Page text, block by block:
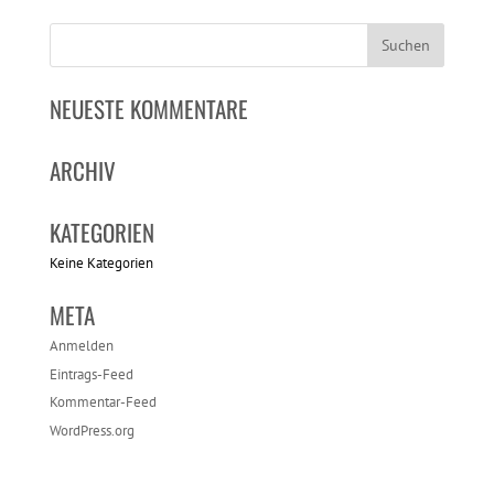
NEUESTE KOMMENTARE
ARCHIV
KATEGORIEN
Keine Kategorien
META
Anmelden
Eintrags-Feed
Kommentar-Feed
WordPress.org